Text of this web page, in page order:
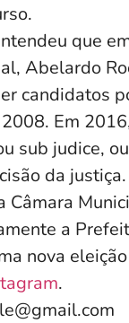
que
Abelardo
candidatos
Em
sub judice,
da justiça.
Câmara
a
nova eleição
.